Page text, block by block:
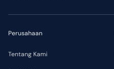
Perusahaan
Tentang Kami